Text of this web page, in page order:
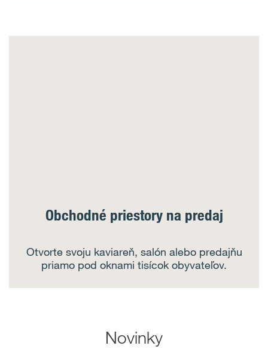
Obchodné priestory na predaj
Otvorte svoju kaviareň, salón alebo predajňu
priamo pod oknami tisícok obyvateľov.
Novinky